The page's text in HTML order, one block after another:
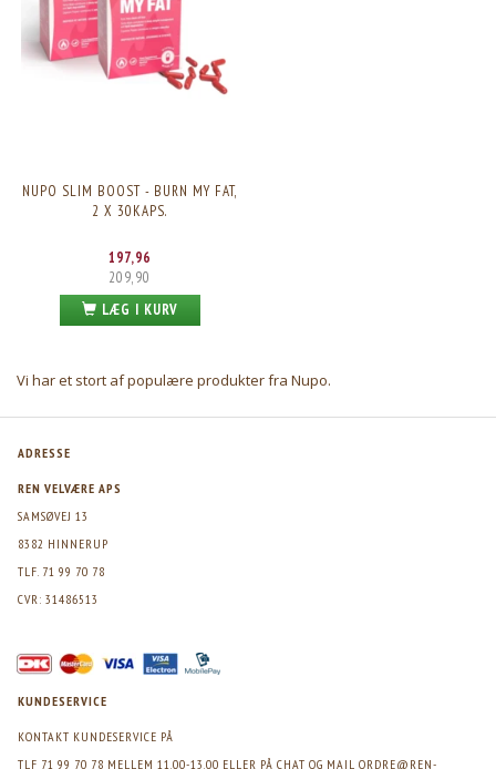
NUPO SLIM BOOST - BURN MY FAT,
2 X 30KAPS.
197,96
209,90
LÆG I KURV
Vi har et stort af populære produkter fra Nupo.
ADRESSE
REN VELVÆRE APS
SAMSØVEJ 13
8382 HINNERUP
TLF. 71 99 70 78
CVR: 31486513
KUNDESERVICE
KONTAKT KUNDESERVICE PÅ
TLF 71 99 70 78 MELLEM 11.00-13.00 ELLER PÅ CHAT OG MAIL ORDRE@REN-